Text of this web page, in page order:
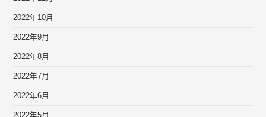
2022年10月
2022年9月
2022年8月
2022年7月
2022年6月
2022年5月